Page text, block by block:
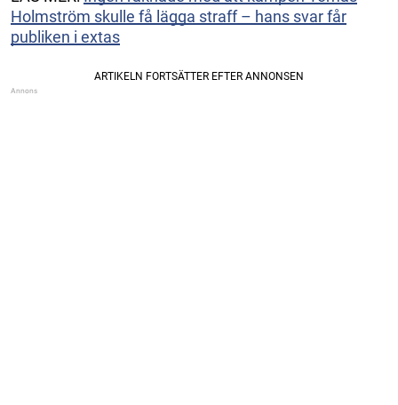
Holmström skulle få lägga straff – hans svar får
publiken i extas